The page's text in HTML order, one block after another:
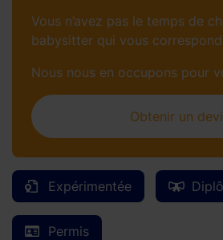
Expérimentée
Permis
Vous n’avez pas le temps de
babysitter qui vous correspond
Nous nous en occupons pour
Obtenir un